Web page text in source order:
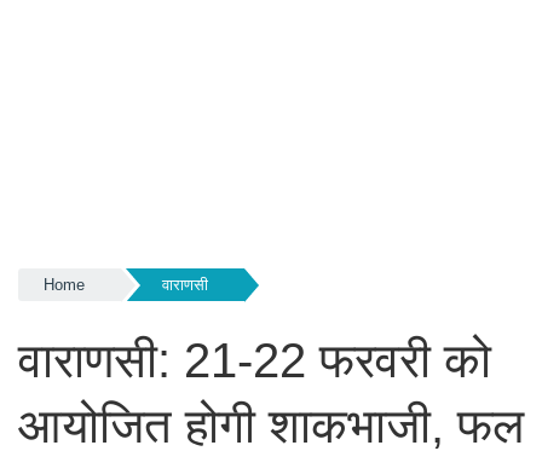
Home वाराणसी
वाराणसी: 21-22 फरवरी को
आयोजित होगी शाकभाजी, फल